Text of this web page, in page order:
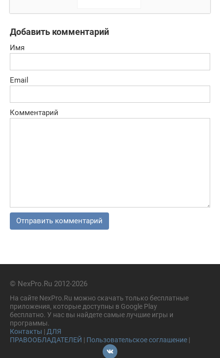
Добавить комментарий
Имя
Email
Комментарий
© NexPro.Ru 2012-2026
На сайте NexPro.Ru можно скачать только бесплатные
приложения, которые доступны в Google Play
бесплатно. У нас вы найдете самые лучшие игры и
программы.
Контакты | ДЛЯ
ПРАВООБЛАДАТЕЛЕЙ | Пользовательское соглашение |